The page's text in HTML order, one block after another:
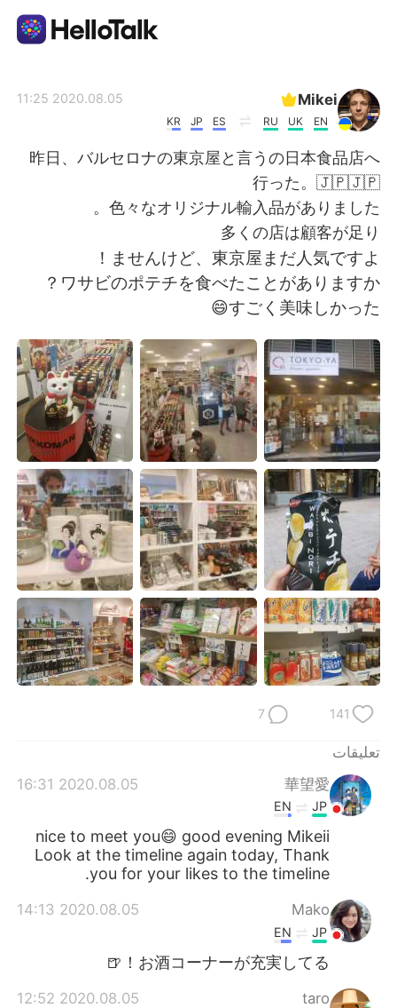
简体中文
Español
Français Deutsch
日本語 한국어
Русский ไทย
Indonesia Italiano
Türkçe Tiếng Việt
Português
Mikei
EN
UK
RU
ES
JP
KR
2020.08.05 11:25
昨日、バルセロナの東京屋と言うの日本食品店へ
行った。🇯🇵🇯🇵
色々なオリジナル輸入品がありました。
多くの店は顧客が足り
ませんけど、東京屋まだ人気ですよ！
ワサビのポテチを食べたことがありますか？
すごく美味しかった😄
141
7
تعليقات
華望愛
2020.08.05 16:31
JP
EN
nice to meet you😄 good evening Mikeii
Look at the timeline again today, Thank
you for your likes to the timeline.
Mako
2020.08.05 14:13
JP
EN
お酒コーナーが充実してる！🍺
taro
2020.08.05 12:52